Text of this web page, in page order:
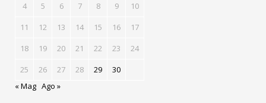
4
5 6 7 8 9
10
11
12 13 14 15 16
17
18
19 20 21 22 23
24
25
26 27 28 29
30
« Mag Ago »